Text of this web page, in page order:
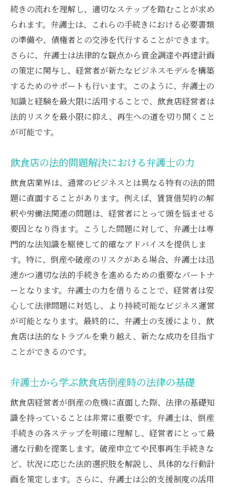
続きの流れを理解し、適切なステップを踏むことが求め
られます。弁護士は、これらの手続きにおける必要書類
の準備や、債権者との交渉を代行することができます。
さらに、弁護士は法律的な観点から資金調達や再建計画
の策定に関与し、経営者が新たなビジネスモデルを構築
するためのサポートも行います。このように、弁護士の
知識と経験を最大限に活用することで、飲食店経営者は
法的リスクを最小限に抑え、再生への道を切り開くこと
が可能です。
飲食店の法的問題解決における弁護士の力
飲食店業界は、通常のビジネスとは異なる特有の法的問
題に直面することがあります。例えば、賃貸借契約の解
釈や労働法関連の問題は、経営者にとって頭を悩ませる
要因となり得ます。こうした問題に対して、弁護士は専
門的な法知識を駆使して的確なアドバイスを提供しま
す。特に、倒産や破産のリスクがある場合、弁護士は迅
速かつ適切な法的手続きを進めるための重要なパートナ
ーとなります。弁護士の力を借りることで、経営者は安
心して法律問題に対処し、より持続可能なビジネス運営
が可能となります。最終的に、弁護士の支援により、飲
食店は法的なトラブルを乗り越え、新たな成功を目指す
ことができるのです。
弁護士から学ぶ飲食店倒産時の法律の基礎
飲食店経営者が倒産の危機に直面した際、法律の基礎知
識を持っていることは非常に重要です。弁護士は、倒産
手続きの各ステップを明確に理解し、経営者にとって最
適な行動を提案します。破産申立てや民事再生手続きな
ど、状況に応じた法的選択肢を解説し、具体的な行動計
画を策定します。さらに、弁護士は公的支援制度の活用